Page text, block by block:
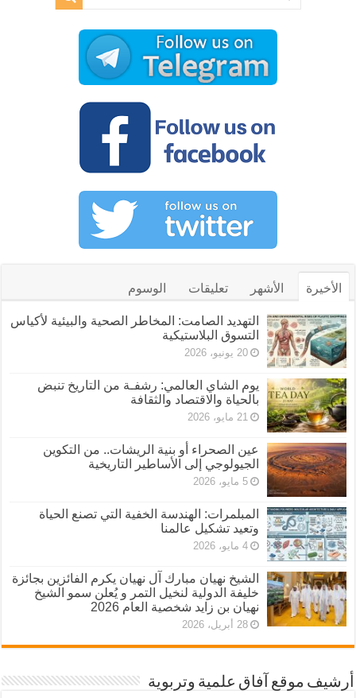
الأخيرة الأشهر تعليقات الوسوم
التهديد الصامت: المخاطر الصحية والبيئية لأكياس
التسوق البلاستيكية
20 يونيو، 2026
يوم الشاي العالمي: رشفـة من التاريخ تنبض
بالحياة والاقتصاد والثقافة
21 مايو، 2026
عين الصحراء أو بنية الريشات.. من التكوين
الجيولوجي إلى الأساطير التاريخية
5 مايو، 2026
المبلمرات: الهندسة الخفية التي تصنع الحياة
وتعيد تشكيل عالمنا
4 مايو، 2026
الشيخ نهيان مبارك آل نهيان يكرم الفائزين بجائزة
خليفة الدولية لنخيل التمر و يُعلن سمو الشيخ
نهيان بن زايد شخصية العام 2026
28 أبريل، 2026
أرشيف موقع آفاق علمية وتربوية